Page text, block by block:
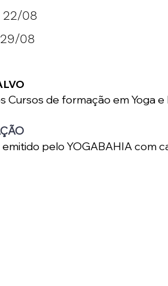
22/08
29/08
Cursos de formação em Yoga
pelo YOGABAHIA com